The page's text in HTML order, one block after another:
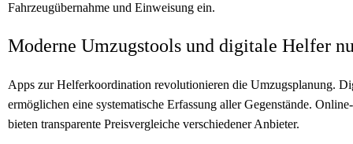
Fahrzeugübernahme und Einweisung ein.
Moderne Umzugstools und digitale Helfer
Apps zur Helferkoordination revolutionieren die Umzugsplanung.
ermöglichen eine systematische Erfassung aller Gegenstände.
bieten transparente Preisvergleiche verschiedener Anbieter.